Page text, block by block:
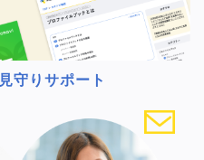
見守りサポート